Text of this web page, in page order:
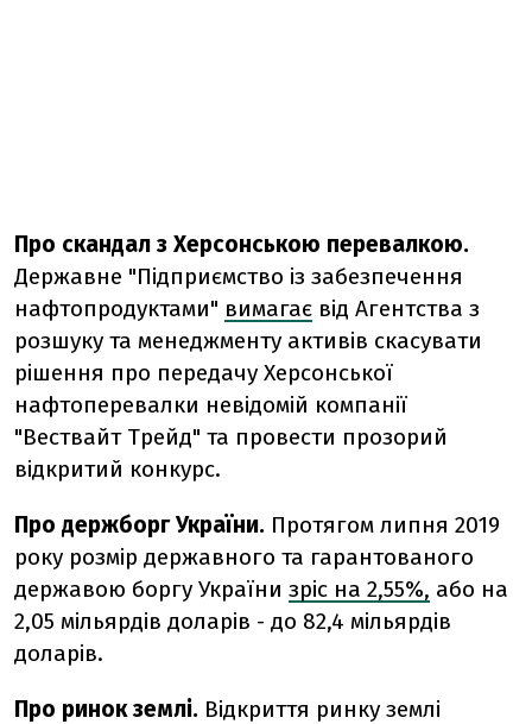
Про скандал з Херсонською перевалкою.
Державне "Підприємство із забезпечення
нафтопродуктами" вимагає від Агентства з
розшуку та менеджменту активів скасувати
рішення про передачу Херсонської
нафтоперевалки невідомій компанії
"Вествайт Трейд" та провести прозорий
відкритий конкурс.
Про держборг України. Протягом липня 2019
року розмір державного та гарантованого
державою боргу України зріс на 2,55%, або на
2,05 мільярдів доларів - до 82,4 мільярдів
доларів.
Про ринок землі. Відкриття ринку землі